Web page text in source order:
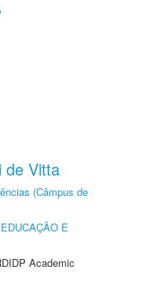
de Vitta
(Câmpus de
E
Academic